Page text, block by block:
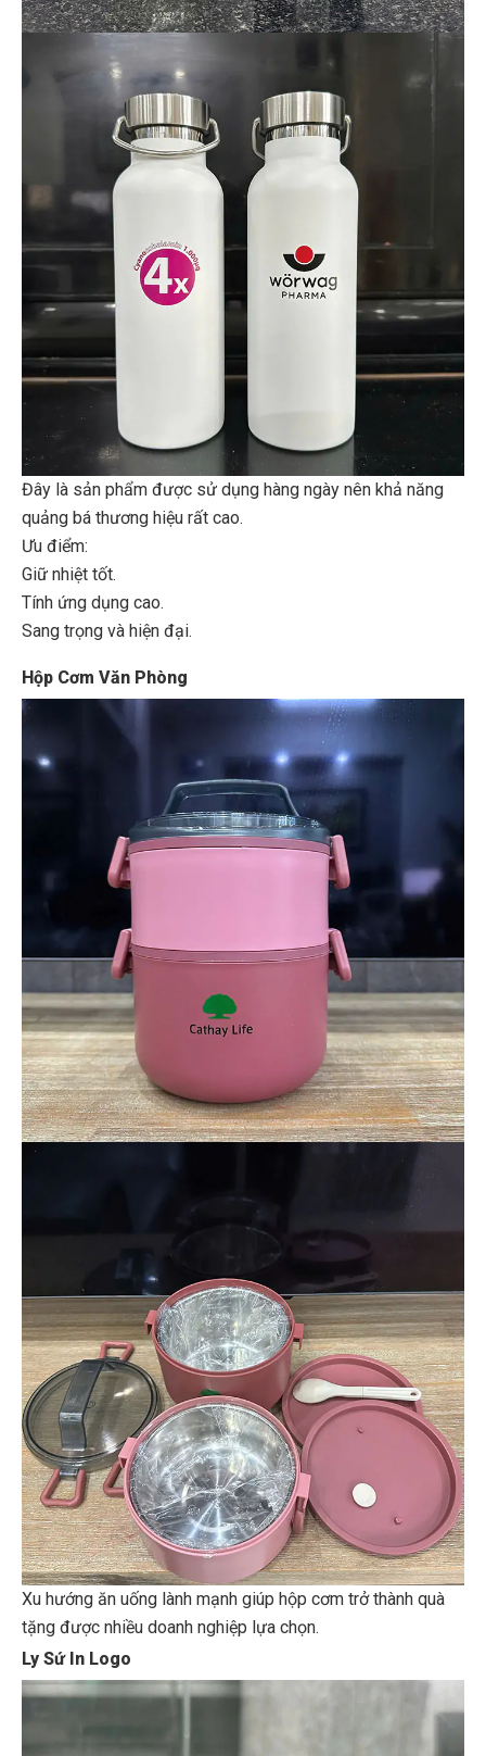
Đây là sản phẩm được sử dụng hàng ngày nên khả năng
quảng bá thương hiệu rất cao.
Ưu điểm:
Giữ nhiệt tốt.
Tính ứng dụng cao.
Sang trọng và hiện đại.
Hộp Cơm Văn Phòng
Xu hướng ăn uống lành mạnh giúp hộp cơm trở thành quà
tặng được nhiều doanh nghiệp lựa chọn.
Ly Sứ In Logo